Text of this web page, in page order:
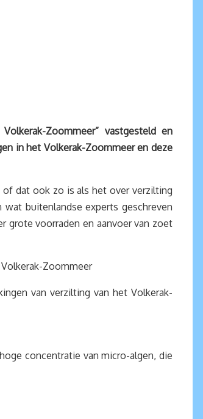
Zoommeer” vastgesteld en
in het Volkerak-Zoommeer en deze
of dat ook zo is als het over verzilting
buitenlandse experts geschreven
grote voorraden en aanvoer van zoet
Zoommeer
van verzilting van het Volkerak-
concentratie van micro-algen, die